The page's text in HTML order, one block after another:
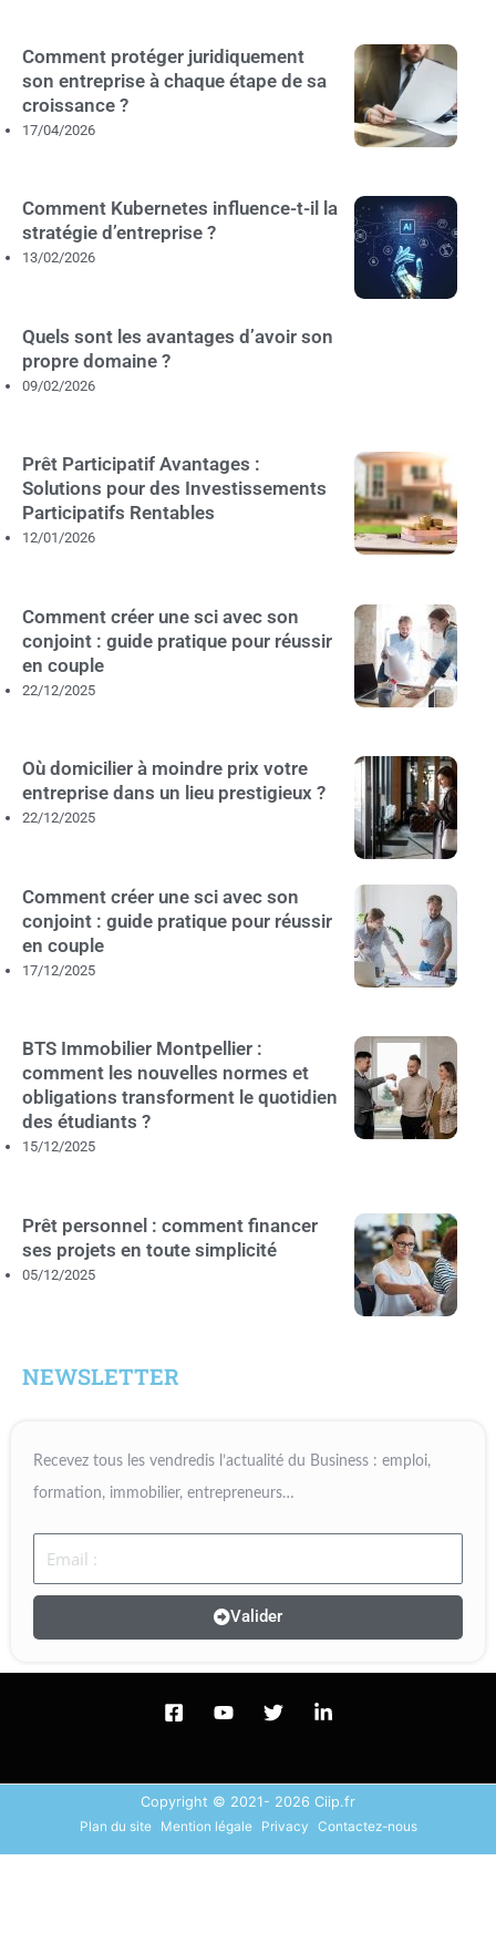
Comment protéger juridiquement
son entreprise à chaque étape de sa
croissance ?
17/04/2026
Comment Kubernetes influence-t-il la
stratégie d’entreprise ?
13/02/2026
Quels sont les avantages d’avoir son
propre domaine ?
09/02/2026
Prêt Participatif Avantages :
Solutions pour des Investissements
Participatifs Rentables
12/01/2026
Comment créer une sci avec son
conjoint : guide pratique pour réussir
en couple
22/12/2025
Où domicilier à moindre prix votre
entreprise dans un lieu prestigieux ?
22/12/2025
Comment créer une sci avec son
conjoint : guide pratique pour réussir
en couple
17/12/2025
BTS Immobilier Montpellier :
comment les nouvelles normes et
obligations transforment le quotidien
des étudiants ?
15/12/2025
Prêt personnel : comment financer
ses projets en toute simplicité
05/12/2025
NEWSLETTER
Recevez tous les vendredis l’actualité du Business : emploi,
formation, immobilier, entrepreneurs…
Email
Valider
Copyright © 2021- 2026 Ciip.fr
Plan du site Mention légale Privacy Contactez-nous